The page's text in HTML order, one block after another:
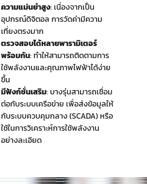
ความแม่นยำสูง: เนื่องจากเป็น
อุปกรณ์ดิจิตอล การวัดค่ามีความ
เที่ยงตรงมาก
ตรวจสอบได้หลายพารามิเตอร์
พร้อมกัน: ทำให้สามารถติดตามการ
ใช้พลังงานและคุณภาพไฟฟ้าได้ง่าย
ขึ้น
มีฟังก์ชั่นเสริม: บางรุ่นสามารถเชื่อม
ต่อกับระบบเครือข่าย เพื่อส่งข้อมูลให้
กับระบบควบคุมกลาง (SCADA) หรือ
ใช้ในการวิเคราะห์การใช้พลังงาน
อย่างละเอียด